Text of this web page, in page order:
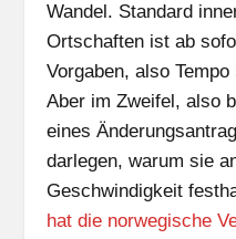
Wandel. Standard
Ortschaften ist ab
Vorgaben, also
Aber im Zweifel, also
eines
darlegen, warum sie
Geschwindigkeit
hat die norwegische